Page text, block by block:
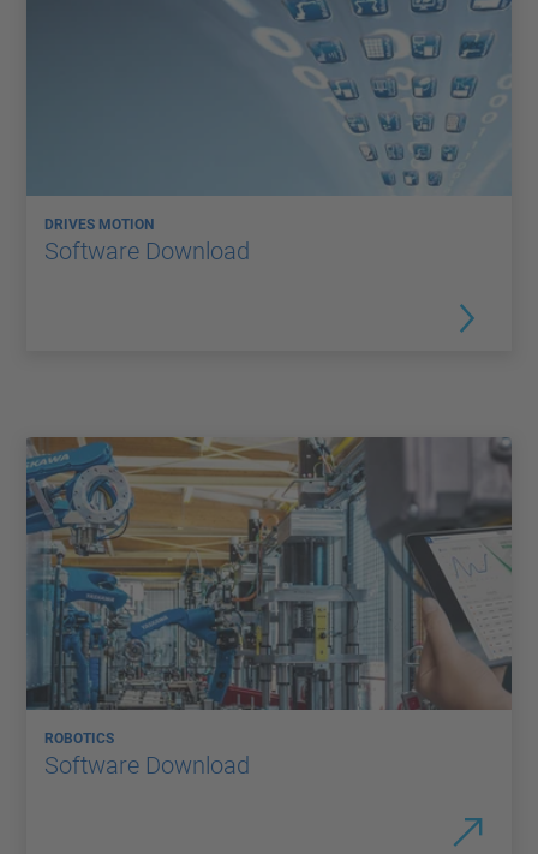
DRIVES MOTION
Software Download
ROBOTICS
Software Download